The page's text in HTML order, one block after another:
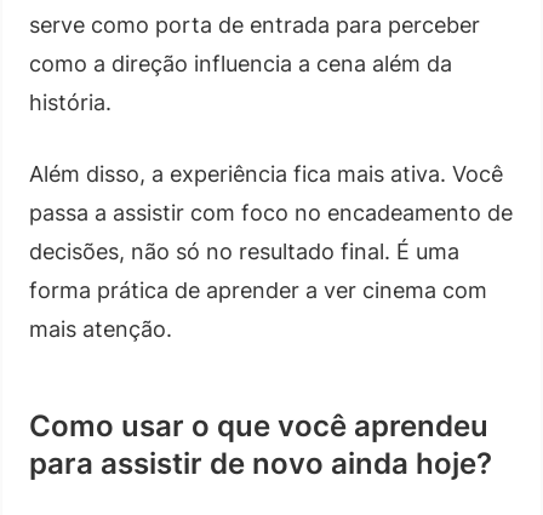
serve como porta de entrada para perceber
como a direção influencia a cena além da
história.
Além disso, a experiência fica mais ativa. Você
passa a assistir com foco no encadeamento de
decisões, não só no resultado final. É uma
forma prática de aprender a ver cinema com
mais atenção.
Como usar o que você aprendeu
para assistir de novo ainda hoje?